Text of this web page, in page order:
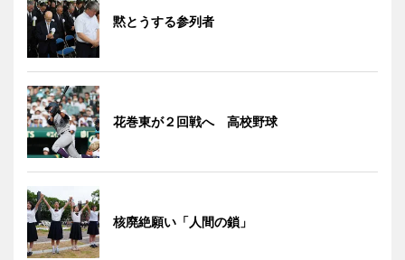
黙とうする参列者
花巻東が２回戦へ 高校野球
核廃絶願い「人間の鎖」